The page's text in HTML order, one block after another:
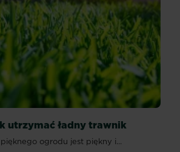
utrzymać ładny trawnik
ogrodu jest piękny i...